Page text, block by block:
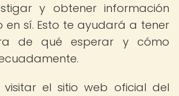
y obtener información
en sí. Esto te ayudará a tener
de qué esperar y cómo
visitar el sitio web oficial del